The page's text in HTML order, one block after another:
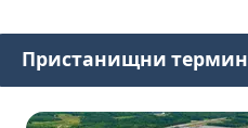
Пристанищни